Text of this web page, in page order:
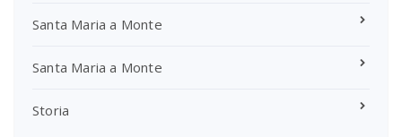
Santa Maria a Monte
Santa Maria a Monte
Storia